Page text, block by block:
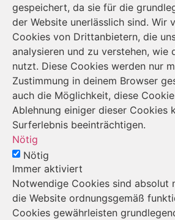
gespeichert, da sie für die
der Website unerlässlich sind. Wir
Cookies von Drittanbietern, die
analysieren und zu verstehen, wie
nutzt. Diese Cookies werden nur
Zustimmung in deinem Browser
auch die Möglichkeit, diese
Ablehnung einiger dieser Cookies
Surferlebnis beeinträchtigen.
Nötig
Nötig
Immer aktiviert
Notwendige Cookies sind absolut
die Website ordnungsgemäß
Cookies gewährleisten